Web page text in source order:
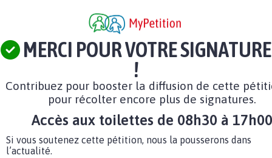
MERCI POUR VOTRE SIGNATURE
!
Contribuez pour booster la diffusion de cette
pour récolter encore plus de signatures.
Accès aux toilettes de 08h30 à 17h00
Si vous soutenez cette pétition, nous la pousserons dans
l’actualité.